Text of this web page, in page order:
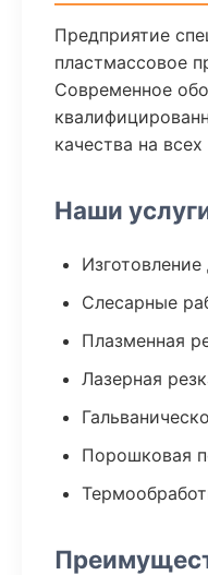
Предприятие
пластмассовое
Современное
качества на
Наши
Слесарные
Плазменная
Лазерная
Порошковая